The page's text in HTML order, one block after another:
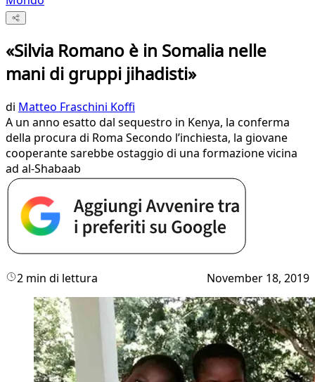
«Silvia Romano è in Somalia nelle
mani di gruppi jihadisti»
di Matteo Fraschini Koffi
A un anno esatto dal sequestro in Kenya, la conferma
della procura di Roma Secondo l’inchiesta, la giovane
cooperante sarebbe ostaggio di una formazione vicina
ad al-Shabaab
2 min di lettura November 18, 2019